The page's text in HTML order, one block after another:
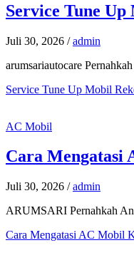
Service Tune
Juli 30, 2026 /admin
arumsariautocare
Service Tune Up Mobil
AC Mobil
Cara Mengatasi
Juli 30, 2026 /admin
ARUMSARI Pernahkah
Cara Mengatasi AC Mobil